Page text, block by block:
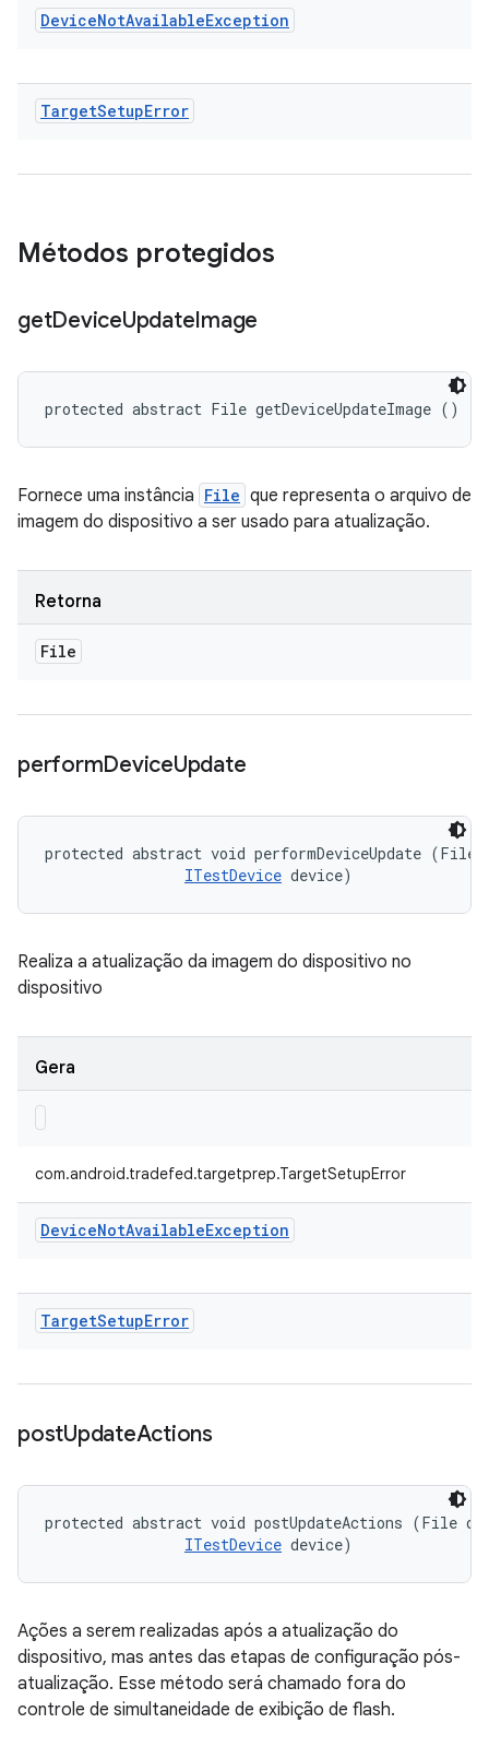
DeviceNotAvailableException
TargetSetupError
Métodos protegidos
getDeviceUpdateImage
protected abstract File getDeviceUpdateImage ()
Fornece uma instância File que representa o arquivo de
imagem do dispositivo a ser usado para atualização.
Retorna
File
performDeviceUpdate
protected abstract void performDeviceUpdate (File
ITestDevice device)
Realiza a atualização da imagem do dispositivo no
dispositivo
Gera
com.android.tradefed.targetprep.TargetSetupError
DeviceNotAvailableException
TargetSetupError
postUpdateActions
protected abstract void postUpdateActions (File
ITestDevice device)
Ações a serem realizadas após a atualização do
dispositivo, mas antes das etapas de configuração pós-
atualização. Esse método será chamado fora do
controle de simultaneidade de exibição de flash.